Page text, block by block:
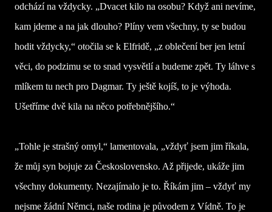
odchází na vždycky. „Dvacet kilo na osobu? Když ani nevíme,
kam jdeme a na jak dlouho? Plíny vem všechny, ty se budou
hodit vždycky,“ otočila se k Elfridě, „z oblečení ber jen letní
věci, do podzimu se to snad vysvětlí a budeme zpět. Ty láhve s
mlíkem tu nech pro Dagmar. Ty ještě kojíš, to je výhoda.
Ušetříme dvě kila na něco potřebnějšího.“
„Tohle je strašný omyl,“ lamentovala, „vždyť jsem jim říkala,
že můj syn bojuje za Československo. Až přijede, ukáže jim
všechny dokumenty. Nezajímalo je to. Říkám jim – vždyť my
nejsme žádní Němci, naše rodina je původem z Vídně. To je